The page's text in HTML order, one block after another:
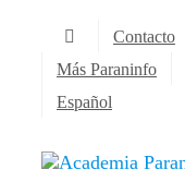
contenido
Contacto
Más Paraninfo
Español